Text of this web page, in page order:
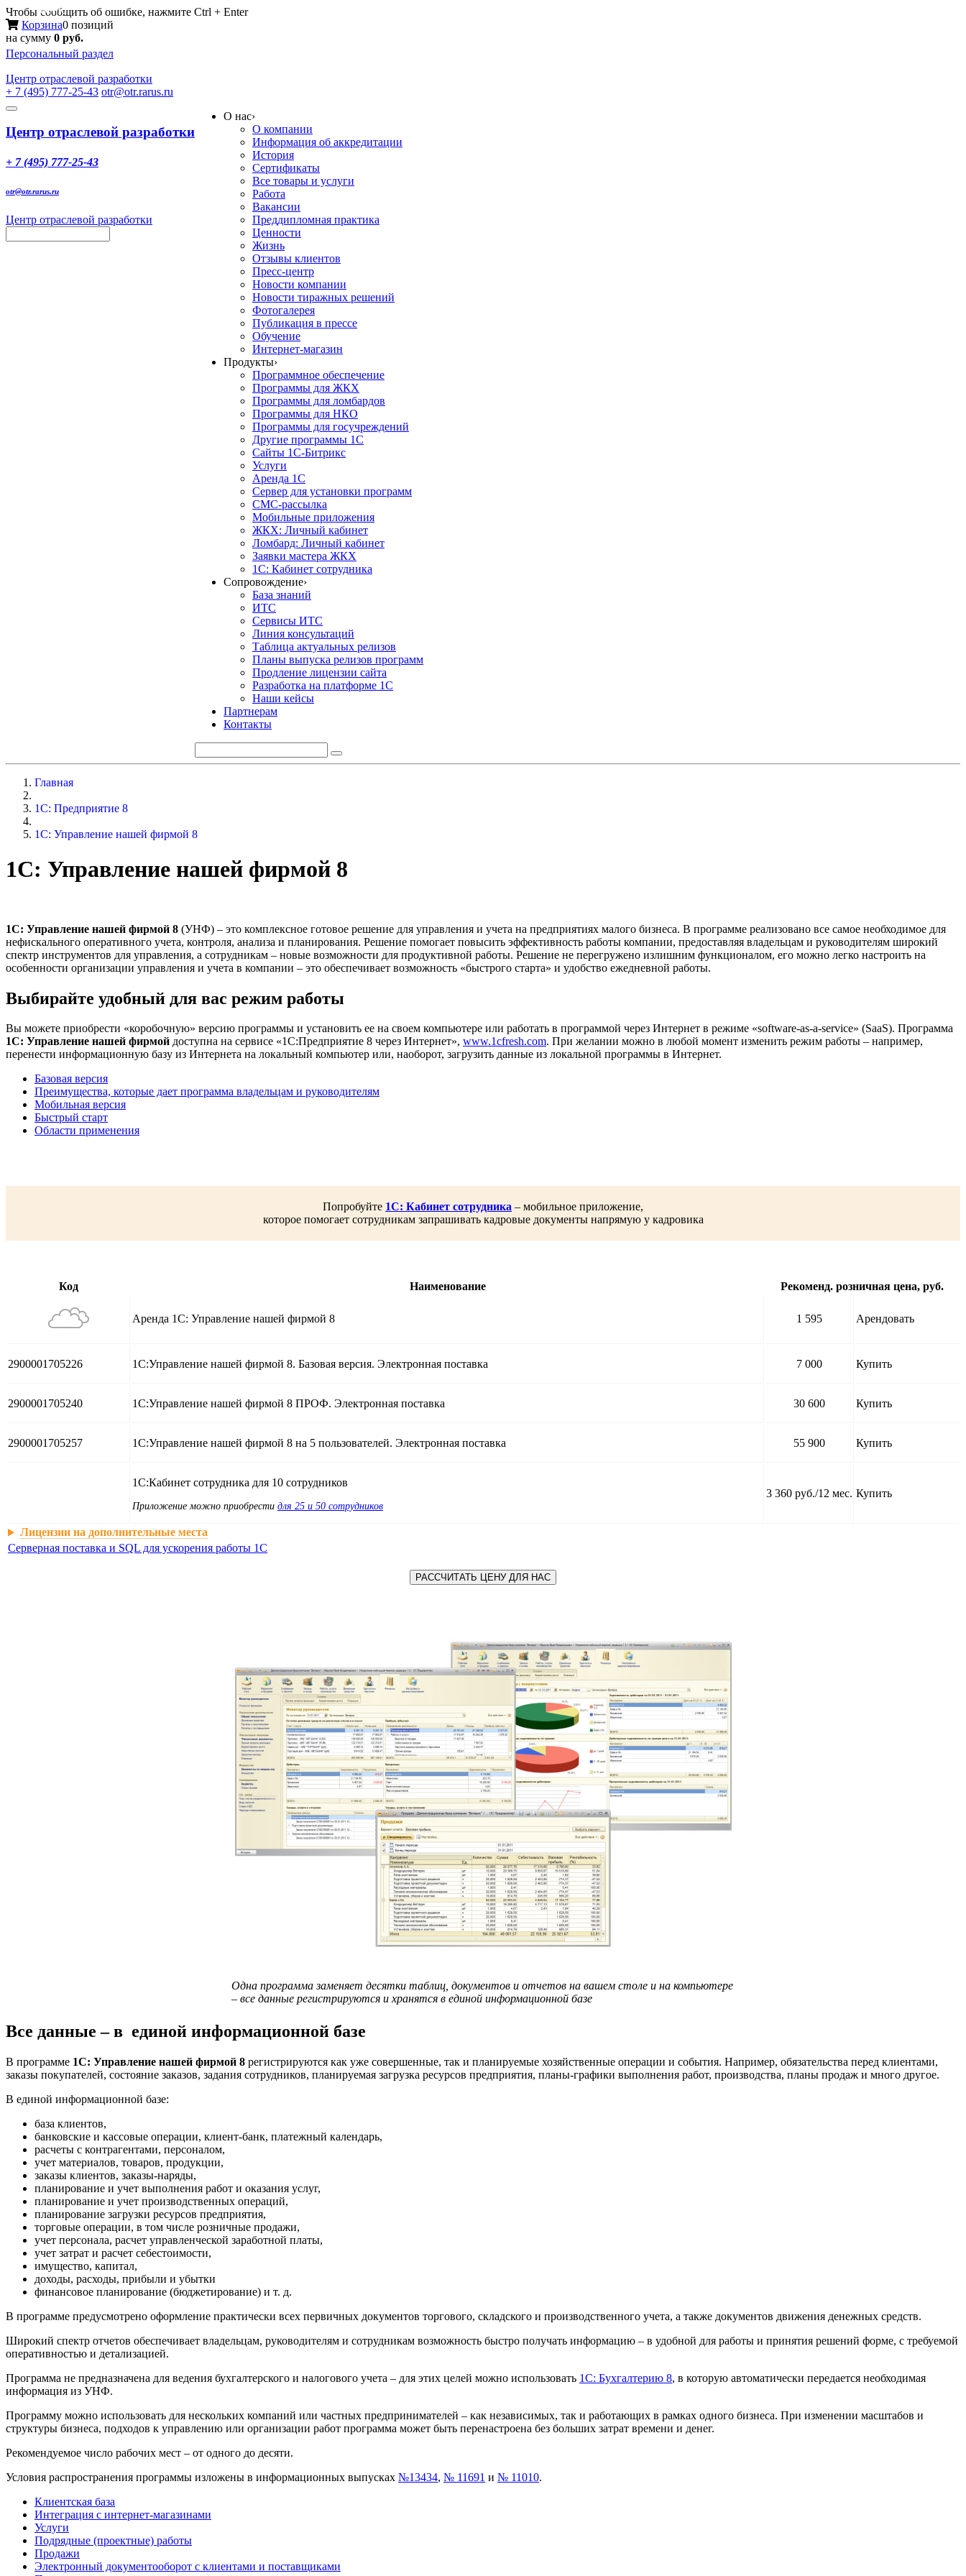
Чтобы сообщить об ошибке, нажмите Ctrl + Enter
Корзина0 позиций
на сумму 0 руб.
Персональный раздел
Центр отраслевой разработки
+ 7 (495) 777-25-43 otr@otr.rarus.ru
Toggle
Меню
Центр отраслевой разработки
+ 7 (495) 777-25-43
otr@otr.rarus.ru
Центр отраслевой разработки
О нас›
О компании
Информация об аккредитации
История
Сертификаты
Все товары и услуги
Работа
Вакансии
Преддипломная практика
Ценности
Жизнь
Отзывы клиентов
Пресс-центр
Новости компании
Новости тиражных решений
Фотогалерея
Публикация в прессе
Обучение
Интернет-магазин
Продукты›
Программное обеспечение
Программы для ЖКХ
Программы для ломбардов
Программы для НКО
Программы для госучреждений
Другие программы 1С
Сайты 1С-Битрикс
Услуги
Аренда 1С
Сервер для установки программ
СМС-рассылка
Мобильные приложения
ЖКХ: Личный кабинет
Ломбард: Личный кабинет
Заявки мастера ЖКХ
1С: Кабинет сотрудника
Сопровождение›
База знаний
ИТС
Сервисы ИТС
Линия консультаций
Таблица актуальных релизов
Планы выпуска релизов программ
Продление лицензии сайта
Разработка на платформе 1С
Наши кейсы
Партнерам
Контакты
Главная
1С: Предприятие 8
1С: Управление нашей фирмой 8
1С: Управление нашей фирмой 8
1С: Управление нашей фирмой 8 (УНФ) – это комплексное готовое решение для управления и учета на предприятиях малого бизнеса. В программе реализовано все самое необходимое для
нефискального оперативного учета, контроля, анализа и планирования. Решение помогает повысить эффективность работы компании, предоставляя владельцам и руководителям широкий
спектр инструментов для управления, а сотрудникам – новые возможности для продуктивной работы. Решение не перегружено излишним функционалом, его можно легко настроить на
особенности организации управления и учета в компании – это обеспечивает возможность «быстрого старта» и удобство ежедневной работы.
Выбирайте удобный для вас режим работы
Вы можете приобрести «коробочную» версию программы и установить ее на своем компьютере или работать в программой через Интернет в режиме «software-as-a-service» (SaaS). Программа
1С: Управление нашей фирмой доступна на сервисе «1С:Предприятие 8 через Интернет», www.1cfresh.com. При желании можно в любой момент изменить режим работы – например,
перенести информационную базу из Интернета на локальный компьютер или, наоборот, загрузить данные из локальной программы в Интернет.
Базовая версия
Преимущества, которые дает программа владельцам и руководителям
Мобильная версия
Быстрый старт
Области применения
Попробуйте 1С: Кабинет сотрудника – мобильное приложение,
которое помогает сотрудникам запрашивать кадровые документы напрямую у кадровика
Код Наименование Рекоменд. розничная цена, руб.
Аренда 1С: Управление нашей фирмой 8 1 595 Арендовать
2900001705226 1С:Управление нашей фирмой 8. Базовая версия. Электронная поставка 7 000 Купить
2900001705240 1С:Управление нашей фирмой 8 ПРОФ. Электронная поставка 30 600 Купить
2900001705257 1С:Управление нашей фирмой 8 на 5 пользователей. Электронная поставка 55 900 Купить
1С:Кабинет сотрудника для 10 сотрудников
Приложение можно приобрести для 25 и 50 сотрудников
3 360 руб./12 мес. Купить
Лицензии на дополнительные места
Серверная поставка и SQL для ускорения работы 1С
РАССЧИТАТЬ ЦЕНУ ДЛЯ НАС
Одна программа заменяет десятки таблиц, документов и отчетов на вашем столе и на компьютере
– все данные регистрируются и хранятся в единой информационной базе
Все данные – в единой информационной базе
В программе 1С: Управление нашей фирмой 8 регистрируются как уже совершенные, так и планируемые хозяйственные операции и события. Например, обязательства перед клиентами,
заказы покупателей, состояние заказов, задания сотрудников, планируемая загрузка ресурсов предприятия, планы-графики выполнения работ, производства, планы продаж и много другое.
В единой информационной базе:
база клиентов,
банковские и кассовые операции, клиент-банк, платежный календарь,
расчеты с контрагентами, персоналом,
учет материалов, товаров, продукции,
заказы клиентов, заказы-наряды,
планирование и учет выполнения работ и оказания услуг,
планирование и учет производственных операций,
планирование загрузки ресурсов предприятия,
торговые операции, в том числе розничные продажи,
учет персонала, расчет управленческой заработной платы,
учет затрат и расчет себестоимости,
имущество, капитал,
доходы, расходы, прибыли и убытки
финансовое планирование (бюджетирование) и т. д.
В программе предусмотрено оформление практически всех первичных документов торгового, складского и производственного учета, а также документов движения денежных средств.
Широкий спектр отчетов обеспечивает владельцам, руководителям и сотрудникам возможность быстро получать информацию – в удобной для работы и принятия решений форме, с требуемой
оперативностью и детализацией.
Программа не предназначена для ведения бухгалтерского и налогового учета – для этих целей можно использовать 1С: Бухгалтерию 8, в которую автоматически передается необходимая
информация из УНФ.
Программу можно использовать для нескольких компаний или частных предпринимателей – как независимых, так и работающих в рамках одного бизнеса. При изменении масштабов и
структуры бизнеса, подходов к управлению или организации работ программа может быть перенастроена без больших затрат времени и денег.
Рекомендуемое число рабочих мест – от одного до десяти.
Условия распространения программы изложены в информационных выпусках №13434, № 11691 и № 11010.
Клиентская база
Интеграция с интернет-магазинами
Услуги
Подрядные (проектные) работы
Продажи
Электронный документооборот с клиентами и поставщиками